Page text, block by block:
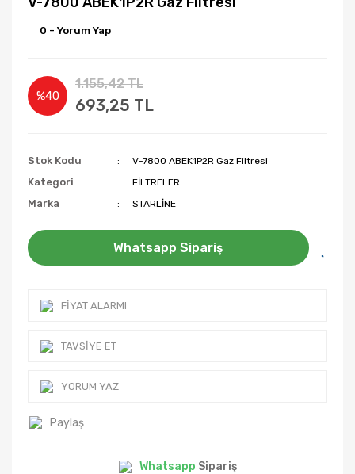
0 - Yorum Yap
%40
1.155,42 TL
693,25 TL
Stok Kodu V-7800 ABEK1P2R Gaz Filtresi
Kategori FİLTRELER
Marka STARLİNE
Whatsapp Sipariş
FIYAT ALARMI
TAVSIYE ET
YORUM YAZ
Paylaş
Whatsapp Sipariş